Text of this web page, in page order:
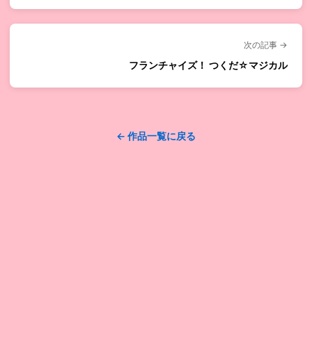
次の記事 →
フランチャイズ！ つくだ☆マジカル
← 作品一覧に戻る